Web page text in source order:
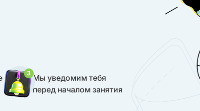
3 Мы уведомим тебя
перед началом занятия